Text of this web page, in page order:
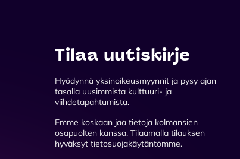
Tilaa uutiskirje
Hyödynnä yksinoikeusmyynnit ja pysy ajan
tasalla uusimmista kulttuuri- ja
viihdetapahtumista.
Emme koskaan jaa tietoja kolmansien
osapuolten kanssa. Tilaamalla tilauksen
hyväksyt tietosuojakäytäntömme.